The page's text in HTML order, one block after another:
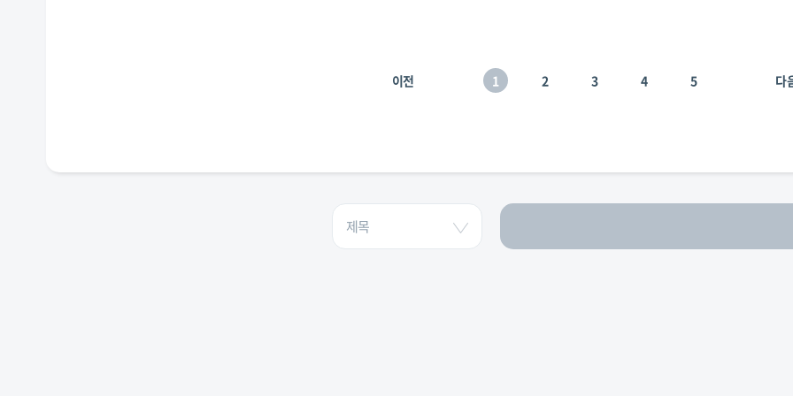
이전 1 2 3 4 5 다